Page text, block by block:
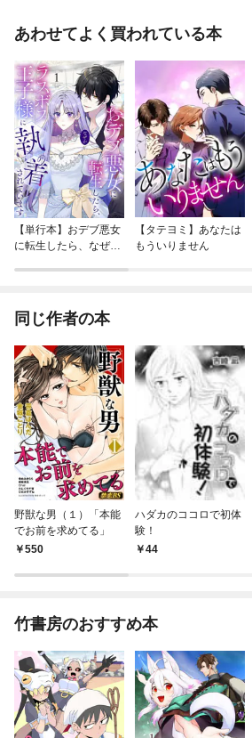
あわせてよく買われている本
【単行本】おデブ悪女
に転生したら、なぜか
【タテヨミ】あなたは
もういりません
同じ作者の本
野獣な男（１）「本能
でお前を求めてる」
550
ハダカのココロで初体
験！
44
竹書房のおすすめ本